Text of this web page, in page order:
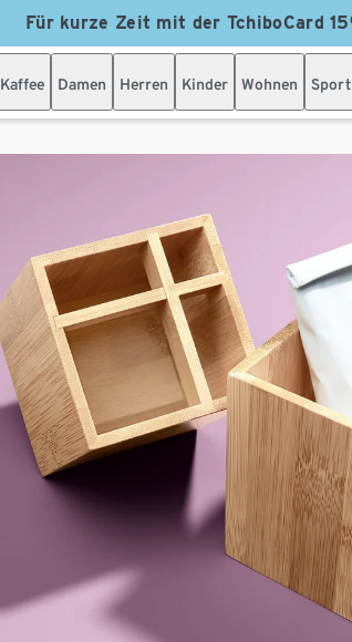
Für kurze Zeit mit der TchiboCard
Kaffee Damen Herren Kinder Wohnen Sport